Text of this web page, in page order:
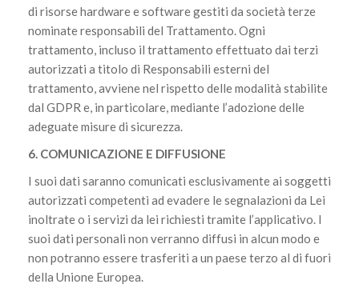
di risorse hardware e software gestiti da società terze
nominate responsabili del Trattamento. Ogni
trattamento, incluso il trattamento effettuato dai terzi
autorizzati a titolo di Responsabili esterni del
trattamento, avviene nel rispetto delle modalità stabilite
dal GDPR e, in particolare, mediante l’adozione delle
adeguate misure di sicurezza.
6. COMUNICAZIONE E DIFFUSIONE
I suoi dati saranno comunicati esclusivamente ai soggetti
autorizzati competenti ad evadere le segnalazioni da Lei
inoltrate o i servizi da lei richiesti tramite l’applicativo. I
suoi dati personali non verranno diffusi in alcun modo e
non potranno essere trasferiti a un paese terzo al di fuori
della Unione Europea.